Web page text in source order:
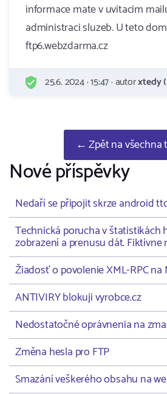
informace mate v uvitacim
administraci sluzeb. U teto
ftp6.webzdarma.cz
25.6. 2024 · 15:47 · autorxtedy
← Zpět na všechna
Nové příspěvky
Nedaří se připojit skrze android
Technická porucha v štatistikách
zobrazení a prenusu dát. Fiktívne
Žiadosť o povolenie XML-RPC na
ANTIVIRY blokuji vyrobce.cz
Nedostatočné oprávnenia na
Změna hesla pro FTP
Smazání veškerého obsahu na